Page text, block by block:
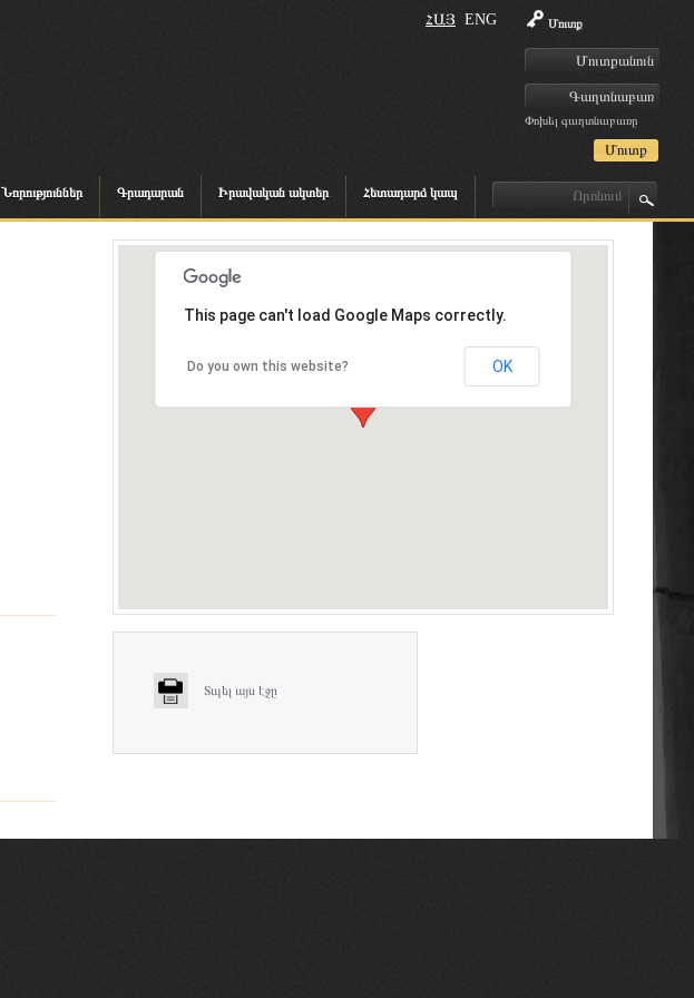
Մուտք
Փոխել գաղտնաբառը
ՀԱՅ ENG
Նորություններ Գրադարան Իրավական ակտեր Հետադարձ կապ
This page can't load Google Maps correctly.
Do you own this website? OK
Տպել այս էջը